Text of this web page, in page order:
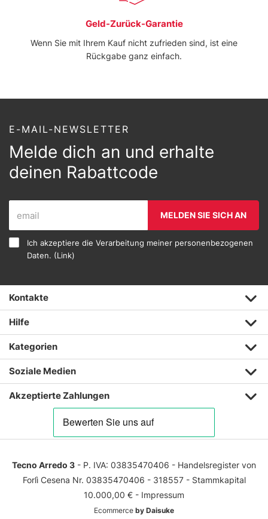
Geld-Zurück-Garantie
Wenn Sie mit Ihrem Kauf nicht zufrieden sind, ist eine
Rückgabe ganz einfach.
E-MAIL-NEWSLETTER
Melde dich an und erhalte
deinen Rabattcode
MELDEN SIE SICH AN
Ich akzeptiere die Verarbeitung meiner personenbezogenen
Daten. (Link)
Kontakte
Hilfe
Kategorien
Soziale Medien
Akzeptierte Zahlungen
Tecno Arredo 3 - P. IVA: 03835470406 - Handelsregister von
Forlì Cesena Nr. 03835470406 - 318557 - Stammkapital
10.000,00 € - Impressum
Ecommerce by Daisuke